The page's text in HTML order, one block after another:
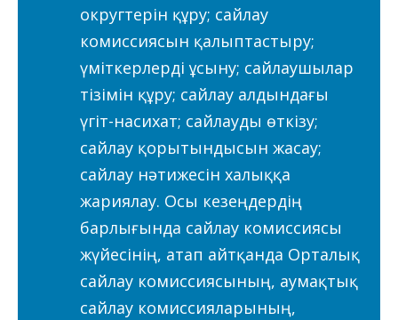
округтерін құру; сайлау
комиссиясын қалыптастыру;
үміткерлерді ұсыну; сайлаушылар
тізімін құру; сайлау алдындағы
үгіт-насихат; сайлауды өткізу;
сайлау қорытындысын жасау;
сайлау нәтижесін халыққа
жариялау. Осы кезеңдердің
барлығында сайлау комиссиясы
жүйесінің, атап айтқанда Орталық
сайлау комиссиясының, аумақтық
сайлау комиссияларының,